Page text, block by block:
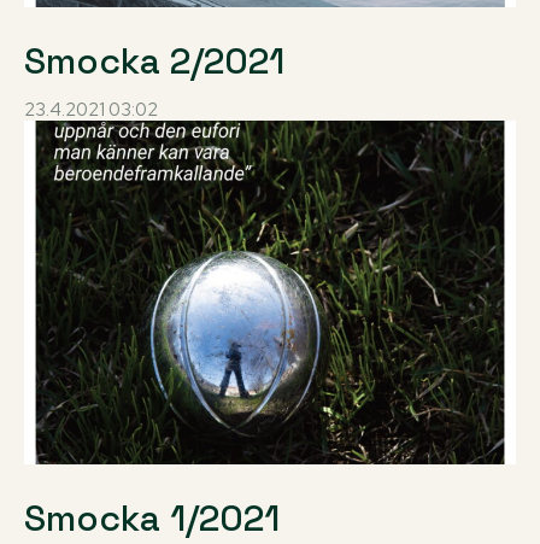
Smocka 2/2021
23.4.2021 03:02
Smocka 1/2021